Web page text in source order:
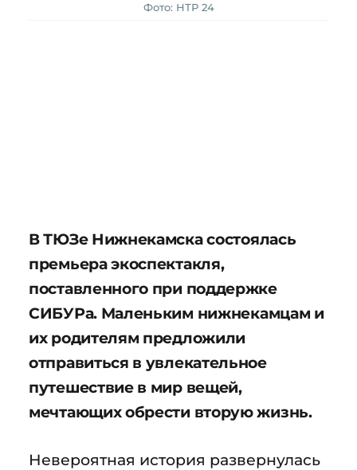
Фото: НТР 24
В ТЮЗе Нижнекамска состоялась
премьера экоспектакля,
поставленного при поддержке
СИБУРа. Маленьким нижнекамцам и
их родителям предложили
отправиться в увлекательное
путешествие в мир вещей,
мечтающих обрести вторую жизнь.
Невероятная история развернулась